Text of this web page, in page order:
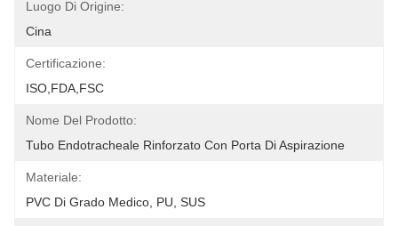
Luogo Di Origine:
Cina
Certificazione:
ISO,FDA,FSC
Nome Del Prodotto:
Tubo Endotracheale Rinforzato Con Porta Di Aspirazione
Materiale:
PVC Di Grado Medico, PU, ​​SUS